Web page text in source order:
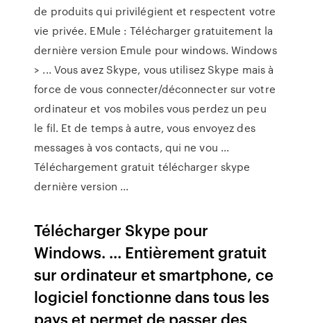
de produits qui privilégient et respectent votre
vie privée. EMule : Télécharger gratuitement la
dernière version Emule pour windows. Windows
> ... Vous avez Skype, vous utilisez Skype mais à
force de vous connecter/déconnecter sur votre
ordinateur et vos mobiles vous perdez un peu
le fil. Et de temps à autre, vous envoyez des
messages à vos contacts, qui ne vou ...
Téléchargement gratuit télécharger skype
dernière version ...
Télécharger Skype pour
Windows. ... Entièrement gratuit
sur ordinateur et smartphone, ce
logiciel fonctionne dans tous les
pays et permet de passer des